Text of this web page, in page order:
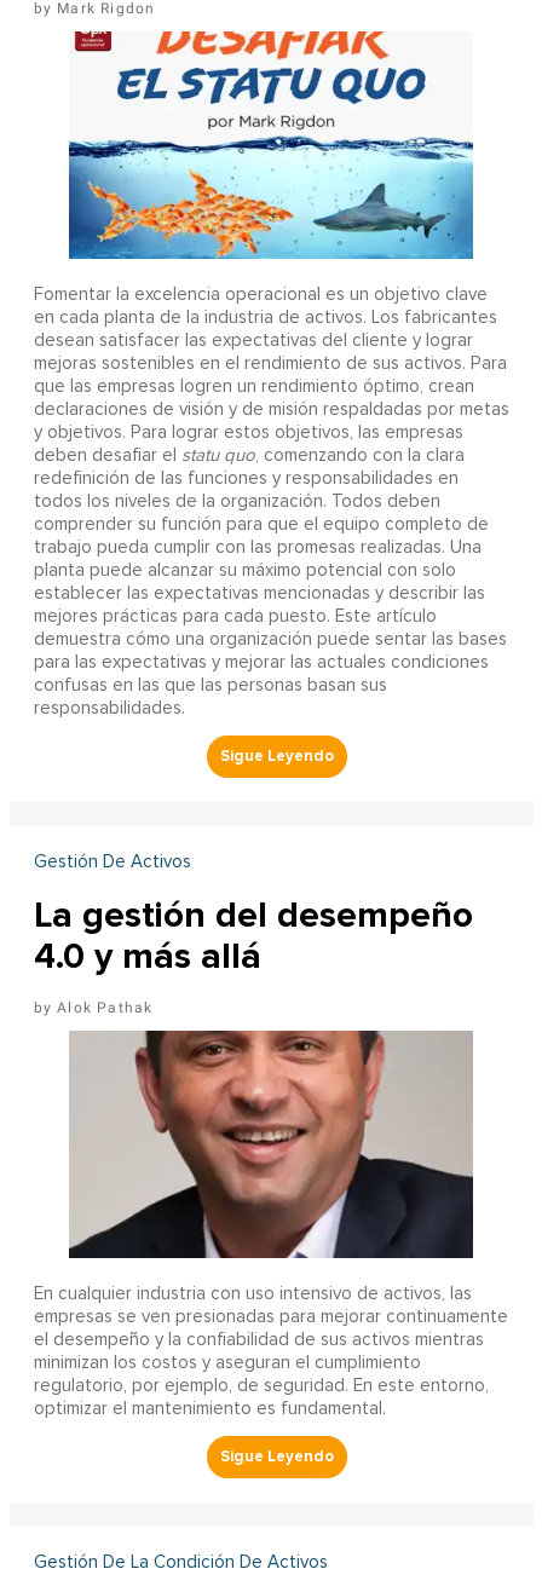
Mark Rigdon
Fomentar la excelencia operacional es un objetivo clave
en cada planta de la industria de activos. Los fabricantes
desean satisfacer las expectativas del cliente y lograr
mejoras sostenibles en el rendimiento de sus activos. Para
que las empresas logren un rendimiento óptimo, crean
declaraciones de visión y de misión respaldadas por metas
y objetivos. Para lograr estos objetivos, las empresas
deben desafiar el statu quo, comenzando con la clara
redefinición de las funciones y responsabilidades en
todos los niveles de la organización. Todos deben
comprender su función para que el equipo completo de
trabajo pueda cumplir con las promesas realizadas. Una
planta puede alcanzar su máximo potencial con solo
establecer las expectativas mencionadas y describir las
mejores prácticas para cada puesto. Este artículo
demuestra cómo una organización puede sentar las bases
para las expectativas y mejorar las actuales condiciones
confusas en las que las personas basan sus
responsabilidades.
Gestión De Activos
La gestión del desempeño
4.0 y más allá
Alok Pathak
En cualquier industria con uso intensivo de activos, las
empresas se ven presionadas para mejorar continuamente
el desempeño y la confiabilidad de sus activos mientras
minimizan los costos y aseguran el cumplimiento
regulatorio, por ejemplo, de seguridad. En este entorno,
optimizar el mantenimiento es fundamental.
Gestión De La Condición De Activos